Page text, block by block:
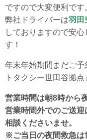
ですので大変便利です
弊社ドライバーは羽田
しておりますので安
す！
年末年始期間まだご
トタクシー世田谷拠
営業時間は朝8時から
営業時間外でのご送
相談くださいませ。
※ご当日の夜間救急は